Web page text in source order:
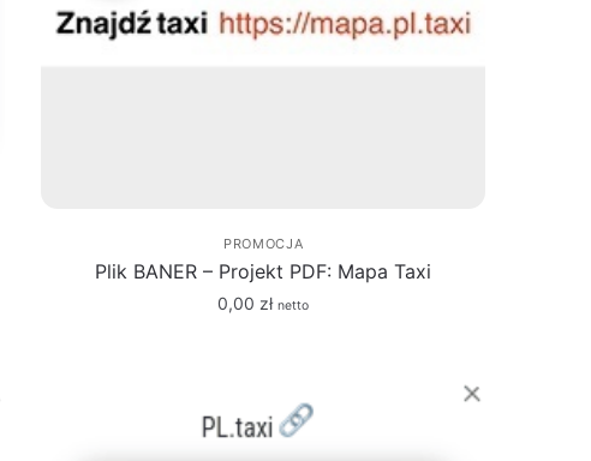
PROMOCJA
Plik BANER – Projekt PDF: Mapa Taxi
0,00 zł netto